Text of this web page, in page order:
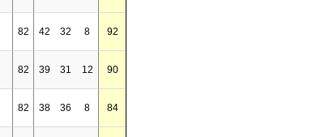
82 42 32 8 92
82 39 31 12 90
82 38 36 8 84